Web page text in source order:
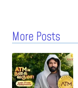
More Posts